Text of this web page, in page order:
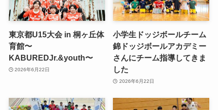
東京都U15大会 in 桐ヶ丘体
育館〜
KABUREDJr.&youth〜
2026年6月22日
小学生ドッジボールチーム
錦ドッジボールアカデミー
さんにチーム指導してきま
した
2026年6月22日